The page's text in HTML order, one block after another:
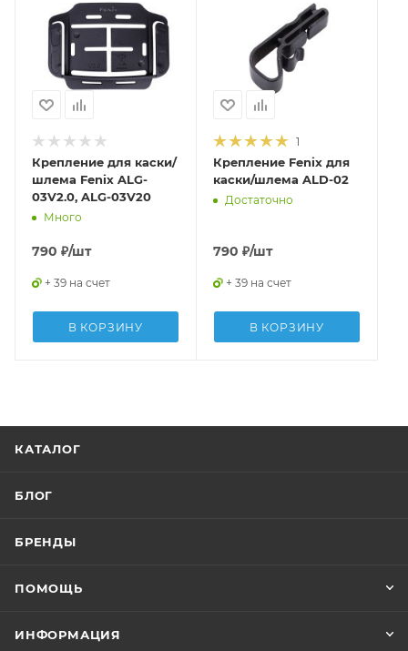
Крепление для каски/
шлема Fenix ALG-
03V2.0, ALG-03V20
Много
790 ₽/шт
+ 39 на счет
В КОРЗИНУ
1
Крепление Fenix для
каски/шлема ALD-02
Достаточно
790 ₽/шт
+ 39 на счет
В КОРЗИНУ
КАТАЛОГ
БЛОГ
БРЕНДЫ
ПОМОЩЬ
ИНФОРМАЦИЯ